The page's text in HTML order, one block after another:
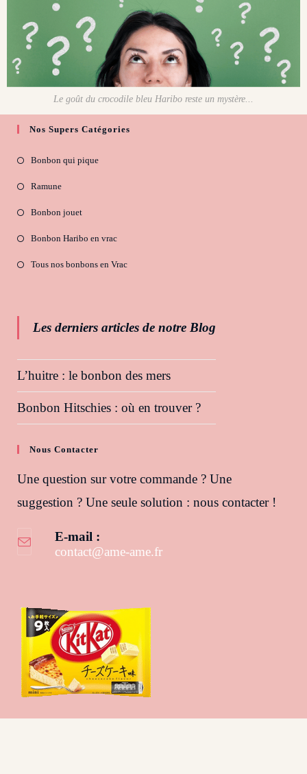
Le goût du crocodile bleu Haribo reste un mystère...
Nos Supers Catégories
Bonbon qui pique
Ramune
Bonbon jouet
Bonbon Haribo en vrac
Tous nos bonbons en Vrac
Les derniers articles de notre Blog
L’huitre : le bonbon des mers
Bonbon Hitschies : où en trouver ?
Nous Contacter
Une question sur votre commande ? Une
suggestion ? Une seule solution : nous contacter !
E-mail :
contact@ame-ame.fr